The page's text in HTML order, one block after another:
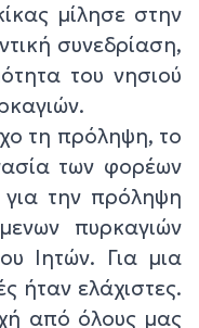
μίλησε στην
συνεδρίαση,
του νησιού
τη πρόληψη, το
των φορέων
την πρόληψη
πυρκαγιών
Ιητών. Για μια
ήταν ελάχιστες.
από όλους μας